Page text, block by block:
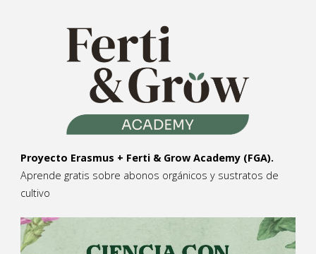
Proyecto Erasmus + Ferti & Grow Academy (FGA).
Aprende gratis sobre abonos orgánicos y sustratos de
cultivo